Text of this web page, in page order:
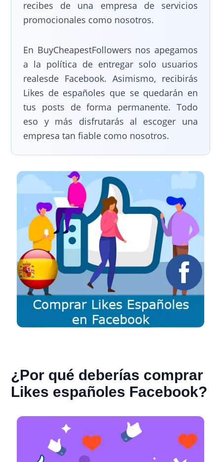
recibes de una empresa de servicios
promocionales como nosotros.
En BuyCheapestFollowers nos apegamos
a la política de entregar solo usuarios
realesde Facebook. Asimismo, recibirás
Likes de españoles que se quedarán en
tus posts de forma permanente. Todo
eso y más disfrutarás al escoger una
empresa tan fiable como nosotros.
¿Por qué deberías comprar
Likes españoles Facebook?